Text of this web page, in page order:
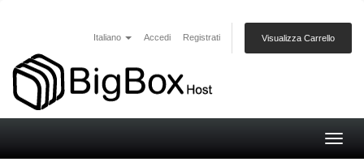
Italiano Accedi Registrati Visualizza Carrello